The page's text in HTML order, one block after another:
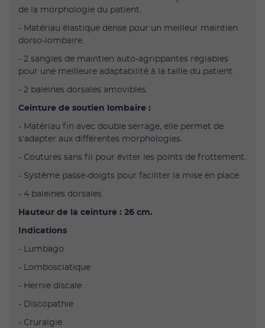
de la morphologie du patient.
- Matériau élastique dense pour un meilleur maintien
dorso-lombaire.
- 2 sangles de maintien auto-agrippantes réglables
pour une meilleure adaptabilité à la taille du patient.
- 2 baleines dorsales amovibles.
Ceinture de soutien lombaire :
- Matériau fin avec double serrage, elle permet de
s’adapter aux différentes morphologies.
- Coutures sans fil pour éviter les points de frottement.
- Système passe-doigts pour faciliter la mise en place.
- 4 baleines dorsales.
Hauteur de la ceinture : 26 cm.
Indications
- Lumbago
- Lombosciatique
- Hernie discale
- Discopathie
- Cruralgie